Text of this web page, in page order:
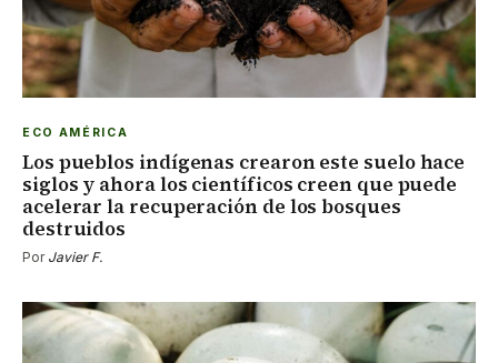
ECO AMÉRICA
Los pueblos indígenas crearon este suelo hace
siglos y ahora los científicos creen que puede
acelerar la recuperación de los bosques
destruidos
Por Javier F.